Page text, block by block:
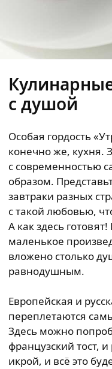
с душой
Особая гордость
конечно же, кухня.
с современностью
образом.
завтраки разных
с такой любовью,
А как здесь
маленькое
вложено столько
равнодушным.
Европейская и
переплетаются
Здесь можно
французский тост,
икрой, и всё это